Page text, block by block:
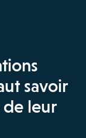
savoir
de leur